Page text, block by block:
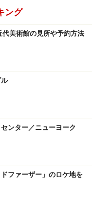
め、「
保に十分注意を払ってく
ング
代美術館の見所や予約方法
ンター／ニューヨーク
ファーザー」のロケ地を